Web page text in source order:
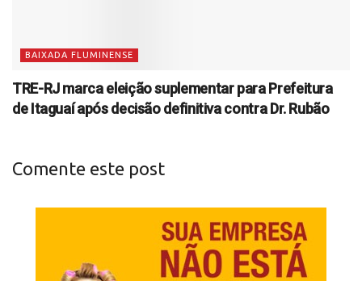
BAIXADA FLUMINENSE
TRE-RJ marca eleição suplementar para Prefeitura
de Itaguaí após decisão definitiva contra Dr. Rubão
Comente este post